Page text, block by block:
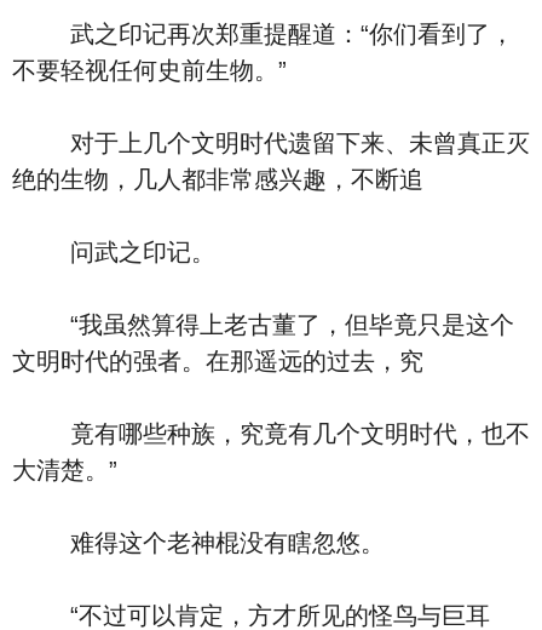
武之印记再次郑重提醒道：“你们看到了，
不要轻视任何史前生物。”
对于上几个文明时代遗留下来、未曾真正灭
绝的生物，几人都非常感兴趣，不断追
问武之印记。
“我虽然算得上老古董了，但毕竟只是这个
文明时代的强者。在那遥远的过去，究
竟有哪些种族，究竟有几个文明时代，也不
大清楚。”
难得这个老神棍没有瞎忽悠。
“不过可以肯定，方才所见的怪鸟与巨耳